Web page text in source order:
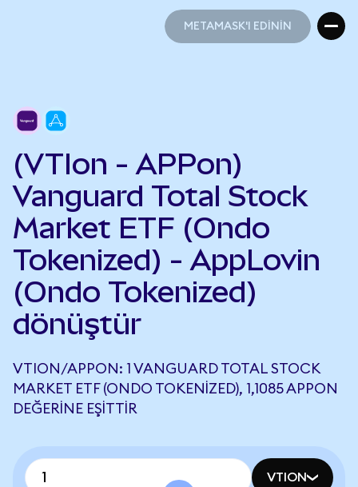
METAMASK'I EDİNİN
(VTIon - APPon)
Vanguard Total Stock
Market ETF (Ondo
Tokenized) - AppLovin
(Ondo Tokenized)
dönüştür
VTION/APPON: 1 VANGUARD TOTAL STOCK
MARKET ETF (ONDO TOKENIZED), 1,1085 APPON
DEĞERINE EŞITTIR
VTION